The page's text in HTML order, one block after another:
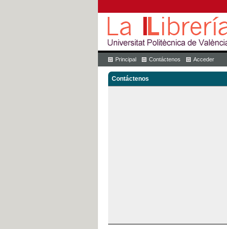
Principal Contáctenos Acceder
Contáctenos